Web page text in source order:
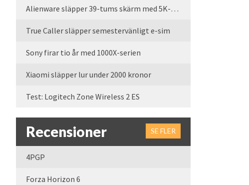
Alienware släpper 39-tums skärm med 5K-upplösning
True Caller släpper semestervänligt e-sim
Sony firar tio år med 1000X-serien
Xiaomi släpper lur under 2000 kronor
Test: Logitech Zone Wireless 2 ES
Recensioner SE FLER
4PGP
Forza Horizon 6